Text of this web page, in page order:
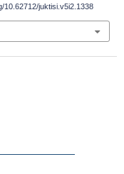
10.62712/juktisi.v5i2.1338